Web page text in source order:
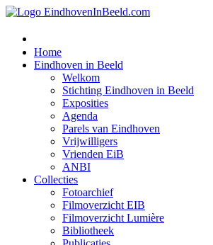
Home
Eindhoven in Beeld
Welkom
Stichting Eindhoven in Beeld
Exposities
Agenda
Parels van Eindhoven
Vrijwilligers
Vrienden EiB
ANBI
Collecties
Fotoarchief
Filmoverzicht EIB
Filmoverzicht Lumière
Bibliotheek